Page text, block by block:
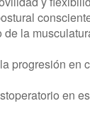
de la
progresión en
en